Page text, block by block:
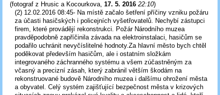
(fotograf z Hrusic a Kocourkova, 17. 5. 2016 22:10)
(2) 12.02.2016 08:45- Na místě začalo šetření příčiny vzniku požáru
za účasti hasičských i policejních vyšetřovatelů. Nechybí zástupci
firem, které provádějí rekonstrukci. Požár Národního muzea
pravděpodobně zapříčinila závada na elektroinstalaci, hasičům se
podařilo uchránit nevyčíslitelné hodnoty.Za hlavní město bych chtěl
poděkovat především hasičům, ale i ostatním složkám
integrovaného záchranného systému a všem zúčastněným za
včasný a precizní zásah, který zabránil větším škodám na
rekonstruované budově Národního muzea i dalšímu ohrožení města
a obyvatel. Celý systém zajišťující bezpečnost města v krizových